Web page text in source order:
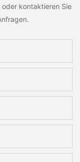
kontaktieren Sie